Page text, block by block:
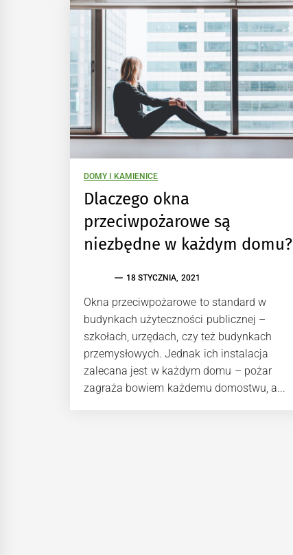
DOMY I KAMIENICE
Dlaczego okna
przeciwpożarowe są
niezbędne w każdym domu?
18 STYCZNIA, 2021
Okna przeciwpożarowe to standard w
budynkach użyteczności publicznej –
szkołach, urzędach, czy też budynkach
przemysłowych. Jednak ich instalacja
zalecana jest w każdym domu – pożar
zagraża bowiem każdemu domostwu, a...